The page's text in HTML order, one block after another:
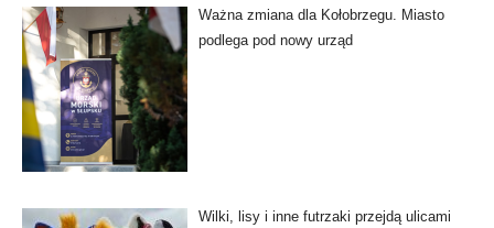
Ważna zmiana dla Kołobrzegu. Miasto
podlega pod nowy urząd
Wilki, lisy i inne futrzaki przejdą ulicami